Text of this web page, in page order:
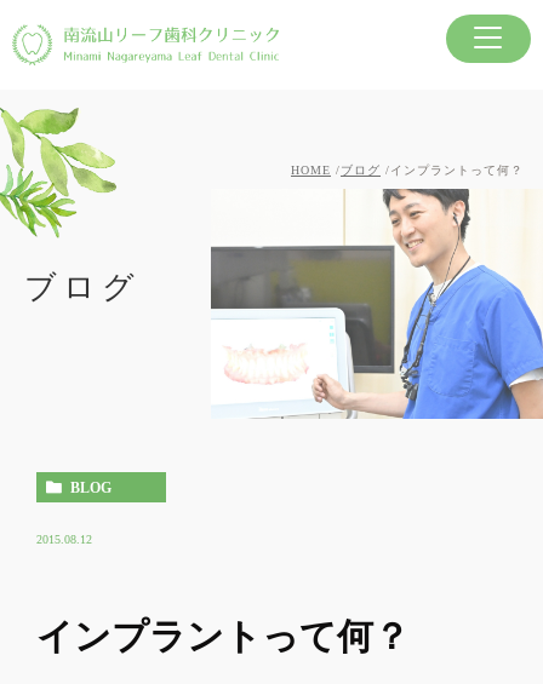
ブログ
HOME ブログ インプラントって何？
BLOG
2015.08.12
インプラントって何？